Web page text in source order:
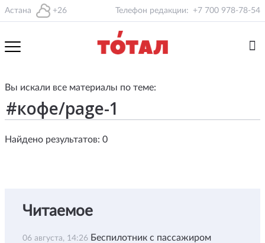
Астана +26 Телефон редакции: +7 700 978-78-54
Вы искали все материалы по теме:
Найдено результатов: 0
Читаемое
06 августа, 14:26 Беспилотник с пассажиром